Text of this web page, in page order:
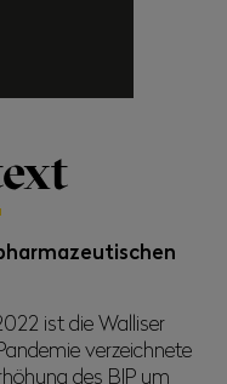
ist die Walliser
verzeichnete
des BIP um